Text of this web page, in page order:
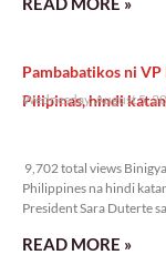
Pambabatikos ni VP
Pilipinas, hindi
Wednesday, August 5,
9,702 total views
Philippines na hindi
President Sara Duterte
READ MORE »